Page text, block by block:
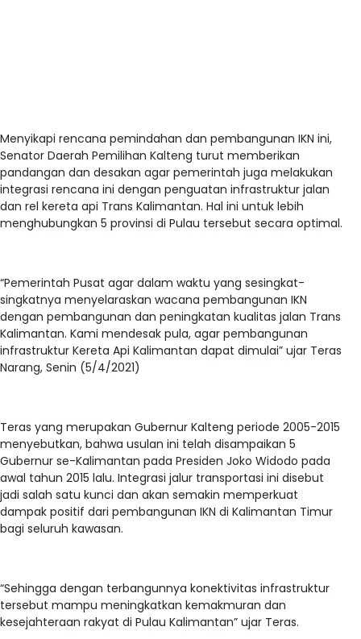
Menyikapi rencana pemindahan dan pembangunan IKN ini,
Senator Daerah Pemilihan Kalteng turut memberikan
pandangan dan desakan agar pemerintah juga melakukan
integrasi rencana ini dengan penguatan infrastruktur jalan
dan rel kereta api Trans Kalimantan. Hal ini untuk lebih
menghubungkan 5 provinsi di Pulau tersebut secara optimal.
“Pemerintah Pusat agar dalam waktu yang sesingkat-
singkatnya menyelaraskan wacana pembangunan IKN
dengan pembangunan dan peningkatan kualitas jalan Trans
Kalimantan. Kami mendesak pula, agar pembangunan
infrastruktur Kereta Api Kalimantan dapat dimulai” ujar Teras
Narang, Senin (5/4/2021)
Teras yang merupakan Gubernur Kalteng periode 2005-2015
menyebutkan, bahwa usulan ini telah disampaikan 5
Gubernur se-Kalimantan pada Presiden Joko Widodo pada
awal tahun 2015 lalu. Integrasi jalur transportasi ini disebut
jadi salah satu kunci dan akan semakin memperkuat
dampak positif dari pembangunan IKN di Kalimantan Timur
bagi seluruh kawasan.
“Sehingga dengan terbangunnya konektivitas infrastruktur
tersebut mampu meningkatkan kemakmuran dan
kesejahteraan rakyat di Pulau Kalimantan” ujar Teras.